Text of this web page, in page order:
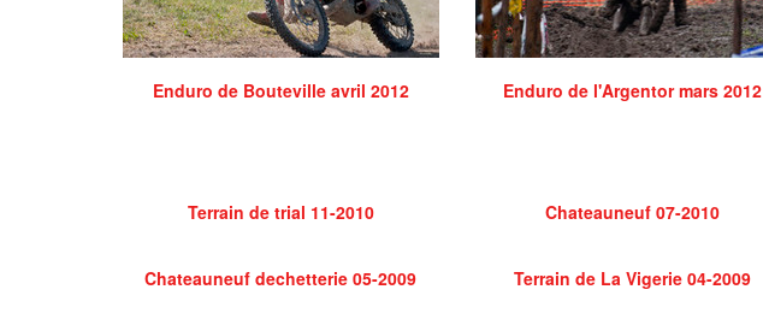
Enduro de Bouteville avril 2012 Enduro de l'Argentor mars 2012
Terrain de trial 11-2010 Chateauneuf 07-2010
Chateauneuf dechetterie 05-2009 Terrain de La Vigerie 04-2009